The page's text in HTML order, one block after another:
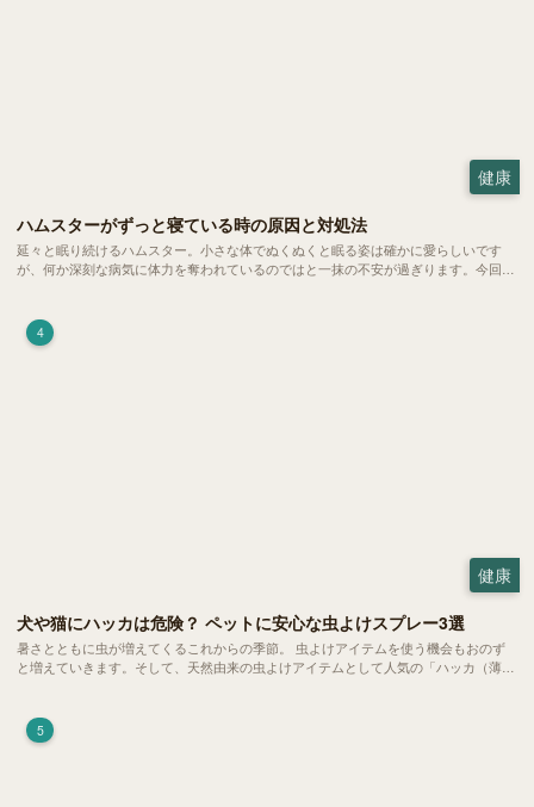
健康
ハムスターがずっと寝ている時の原因と対処法
延々と眠り続けるハムスター。小さな体でぬくぬくと眠る姿は確かに愛らしいです
が、何か深刻な病気に体力を奪われているのではと一抹の不安が過ぎります。今回
4
健康
犬や猫にハッカは危険？ ペットに安心な虫よけスプレー3選
暑さとともに虫が増えてくるこれからの季節。 虫よけアイテムを使う機会もおのず
と増えていきます。そして、天然由来の虫よけアイテムとして人気の「ハッカ（薄
5